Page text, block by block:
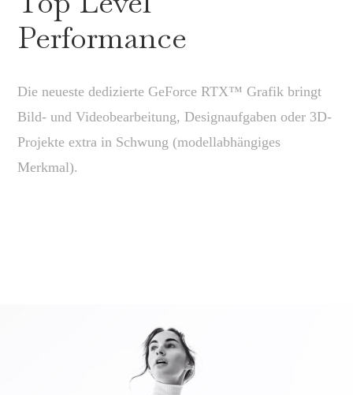
Performance
Die neueste dedizierte GeForce RTX™ Grafik bringt
Bild- und Videobearbeitung, Designaufgaben oder 3D-
Projekte extra in Schwung (modellabhängiges
Merkmal).